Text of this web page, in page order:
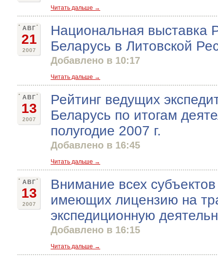
Читать дальше →
АВГ
21
2007
Национальная выставка
Беларусь в Литовской
Добавлено в 10:17
Читать дальше →
АВГ
13
2007
Рейтинг ведущих
Беларусь по итогам
полугодие 2007 г.
Добавлено в 16:45
Читать дальше →
АВГ
13
2007
Внимание всех
имеющих лицензию на
экспедиционную
Добавлено в 16:15
Читать дальше →